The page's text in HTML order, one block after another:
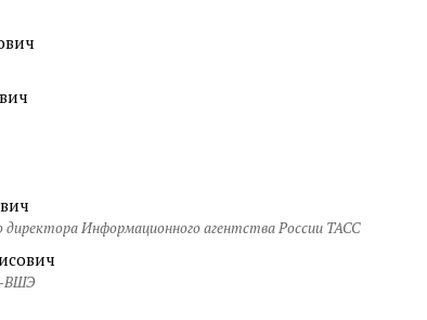
директора Информационного агентства России ТАСС
ВШЭ